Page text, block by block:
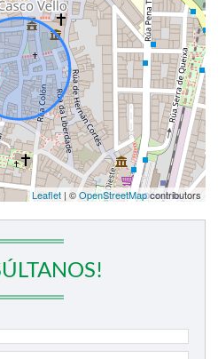
Leaflet| ©OpenStreetMapcontributors